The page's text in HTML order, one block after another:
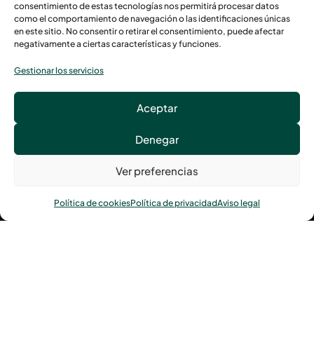
consentimiento de estas tecnologías nos permitirá procesar datos
como el comportamiento de navegación o las identificaciones únicas
en este sitio. No consentir o retirar el consentimiento, puede afectar
negativamente a ciertas características y funciones.
Gestionar los servicios
Aceptar
Denegar
Ver preferencias
Política de cookiesPolítica de privacidadAviso legal
Ver
proyectos
Tienda
Llámanos al